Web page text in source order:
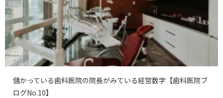
儲かっている歯科医院の院長がみている経営数字【歯科医院ブ
ログNo.10】